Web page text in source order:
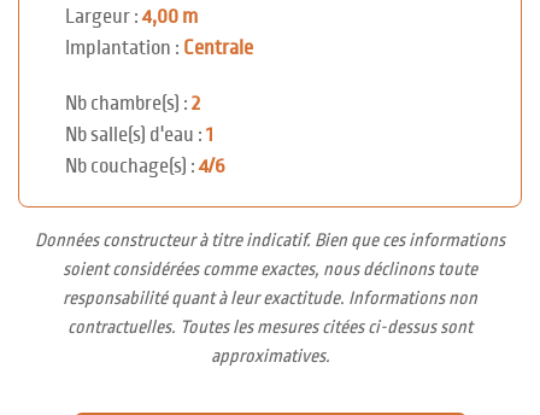
Largeur : 4,00 m
Implantation : Centrale
Nb chambre(s) : 2
Nb salle(s) d'eau : 1
Nb couchage(s) : 4/6
Données constructeur à titre indicatif. Bien que ces informations
soient considérées comme exactes, nous déclinons toute
responsabilité quant à leur exactitude. Informations non
contractuelles. Toutes les mesures citées ci-dessus sont
approximatives.